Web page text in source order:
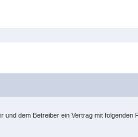
und dem Betreiber ein Vertrag mit folgenden